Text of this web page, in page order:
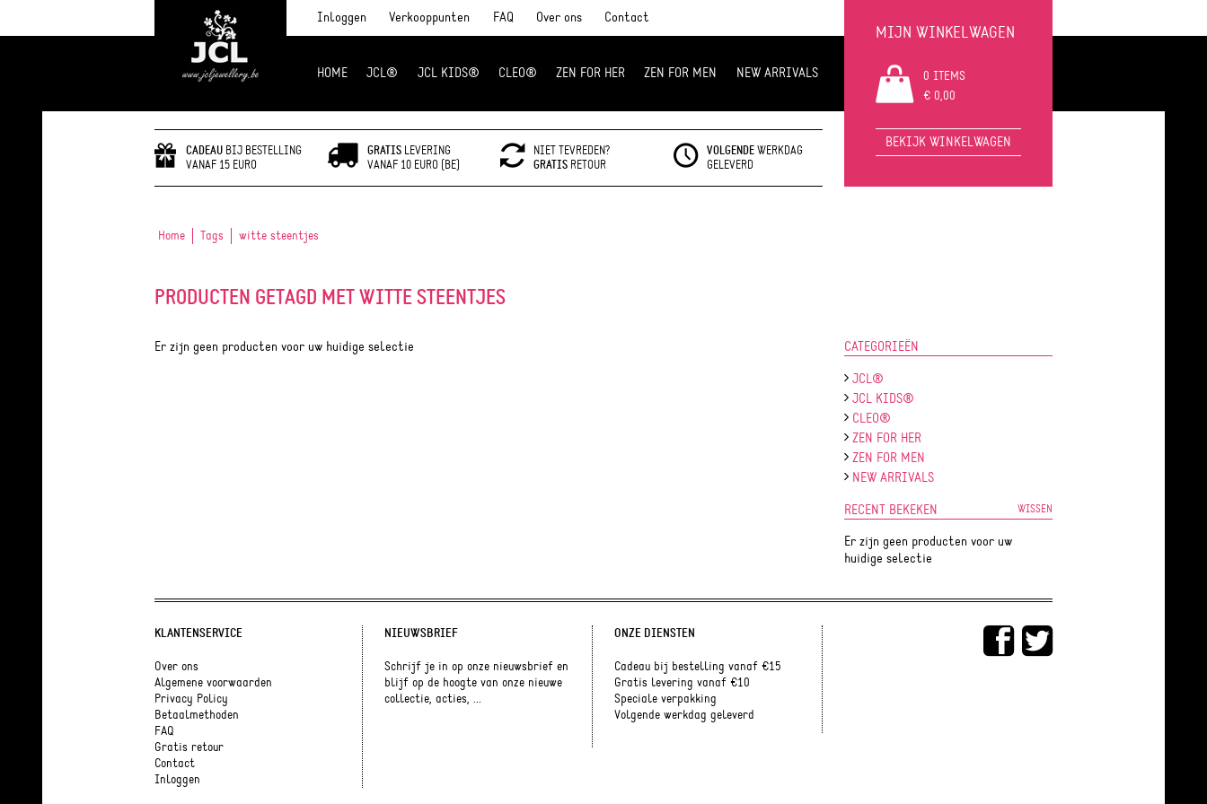
Inloggen Verkooppunten FAQ Over ons Contact
MIJN WINKELWAGEN
0 ITEMS
€ 0,00
BEKIJK WINKELWAGEN
HOME JCL® JCL KIDS® CLEO® ZEN FOR HER ZEN FOR MEN NEW ARRIVALS
CADEAU BIJ BESTELLING
VANAF 15 EURO
GRATISLEVERING
VANAF 10 EURO (BE)
NIET TEVREDEN?
GRATIS RETOUR
VOLGENDEWERKDAG
GELEVERD
Home Tags witte steentjes
PRODUCTEN GETAGD MET WITTE STEENTJES
Er zijn geen producten voor uw huidige selectie
CATEGORIEËN
JCL®
JCL KIDS®
CLEO®
ZEN FOR HER
ZEN FOR MEN
NEW ARRIVALS
RECENT BEKEKEN
WISSEN
Er zijn geen producten voor uw
huidige selectie
KLANTENSERVICE
Over ons
Algemene voorwaarden
Privacy Policy
Betaalmethoden
FAQ
Gratis retour
Contact
Inloggen
NIEUWSBRIEF
Schrijf je in op onze nieuwsbrief en
blijf op de hoogte van onze nieuwe
collectie, acties, ...
ONZE DIENSTEN
Cadeau bij bestelling vanaf €15
Gratis levering vanaf €10
Speciale verpakking
Volgende werkdag geleverd